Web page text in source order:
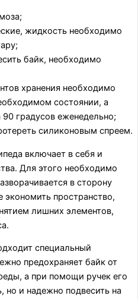
жидкость необходимо
байк, необходимо
хранения необходимо
состоянии, а
градусов еженедельно;
силиконовым спреем.
включает в себя и
Для этого необходимо
в сторону
пространство,
лишних элементов,
специальный
предохраняет байк от
а при помощи ручек его
но и надежно подвесить на